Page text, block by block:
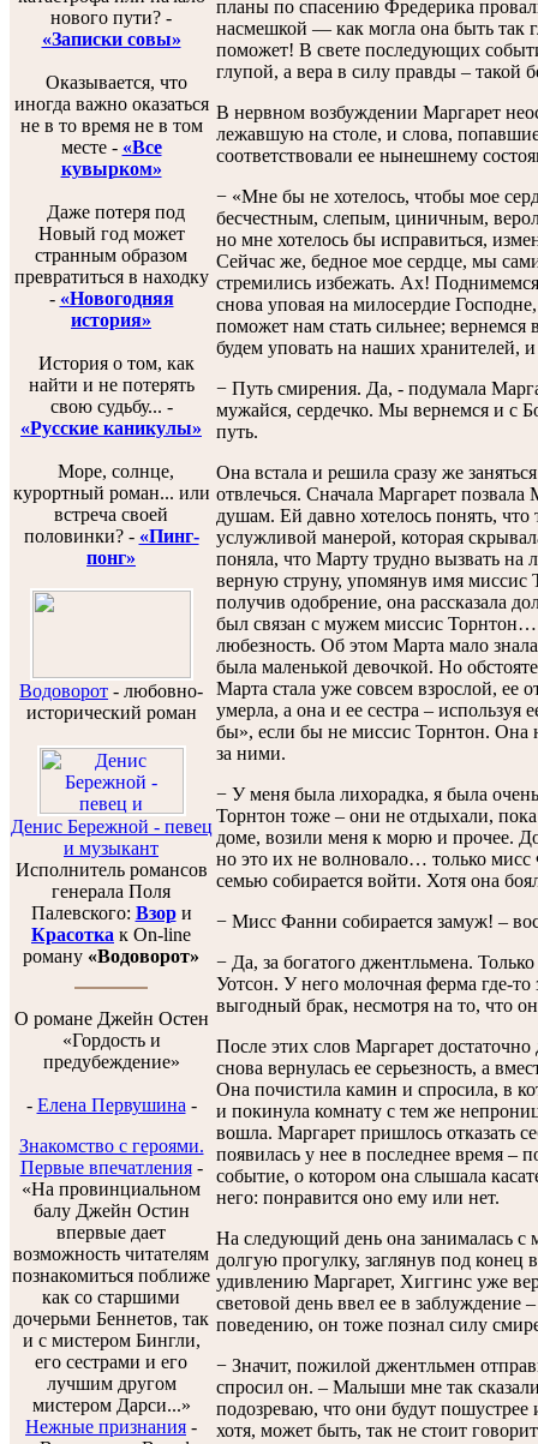
нового пути? -
«Записки совы»
Оказывается, что
иногда важно оказаться
не в то время не в том
месте - «Все
кувырком»
Даже потеря под
Новый год может
странным образом
превратиться в находку
- «Новогодняя
история»
История о том, как
найти и не потерять
свою судьбу... -
«Русские каникулы»
Море, солнце,
курортный роман... или
встреча своей
половинки? - «Пинг-
понг»
Водоворот - любовно-
исторический роман
Денис Бережной - певец
и музыкант
Исполнитель романсов
генерала Поля
Палевского: Взори
Красотка к On-line
роману «Водоворот»
О романе Джейн Остен
«Гордость и
предубеждение»
- Елена Первушина -
Знакомство с героями.
Первые впечатления-
«На провинциальном
балу Джейн Остин
впервые дает
возможность читателям
познакомиться поближе
как со старшими
дочерьми Беннетов, так
и с мистером Бингли,
его сестрами и его
лучшим другом
мистером Дарси...»
Нежные признания -
планы по спасению Фредерика
насмешкой — как могла она быть так
поможет! В свете последующих
глупой, а вера в силу правды – такой
В нервном возбуждении Маргарет
лежавшую на столе, и слова, попавшие
соответствовали ее нынешнему
− «Мне бы не хотелось, чтобы мое
бесчестным, слепым, циничным,
но мне хотелось бы исправиться,
Сейчас же, бедное мое сердце, мы
стремились избежать. Ах!
снова уповая на милосердие
поможет нам стать сильнее;
будем уповать на наших хранителей,
− Путь смирения. Да, - подумала
мужайся, сердечко. Мы вернемся и с
путь.
Она встала и решила сразу же
отвлечься. Сначала Маргарет
душам. Ей давно хотелось понять, что
услужливой манерой, которая
поняла, что Марту трудно вызвать на
верную струну, упомянув имя
получив одобрение, она рассказала
был связан с мужем миссис Торнтон…
любезность. Об этом Марта мало
была маленькой девочкой. Но
Марта стала уже совсем взрослой, ее
умерла, а она и ее сестра –
бы», если бы не миссис Торнтон. Она
за ними.
− У меня была лихорадка, я была
Торнтон тоже – они не отдыхали,
доме, возили меня к морю и прочее.
но это их не волновало… только
семью собирается войти. Хотя она
− Мисс Фанни собирается замуж! –
− Да, за богатого джентльмена.
Уотсон. У него молочная ферма где-
выгодный брак, несмотря на то, что
После этих слов Маргарет
снова вернулась ее серьезность, а
Она почистила камин и спросила, в
и покинула комнату с тем же
вошла. Маргарет пришлось отказать
появилась у нее в последнее время –
событие, о котором она слышала
него: понравится оно ему или нет.
На следующий день она занималась с
долгую прогулку, заглянув под
удивлению Маргарет, Хиггинс уже
световой день ввел ее в
поведению, он тоже познал силу
− Значит, пожилой джентльмен
спросил он. – Малыши мне так
подозреваю, что они будут пошустрее
хотя, может быть, так не стоит